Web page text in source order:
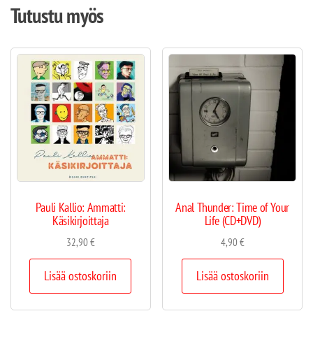
Tutustu myös
Pauli Kallio: Ammatti:
Käsikirjoittaja
32,90€
Lisää ostoskoriin
Anal Thunder: Time of Your
Life (CD+DVD)
4,90€
Lisää ostoskoriin